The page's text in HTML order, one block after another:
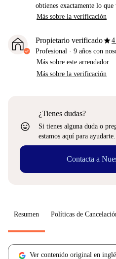
obtienes exactamente lo
Más sobre la verificación
Propietario verificadostar
Profesional · 9 años con
Más sobre este arrendador
Más sobre la verificación
sentiment_very_satisfied
¿Tienes dudas?
Si tienes alguna duda o
estamos aquí para ayudarte.
Contacta a
Resumen Políticas de
Ver contenido original en